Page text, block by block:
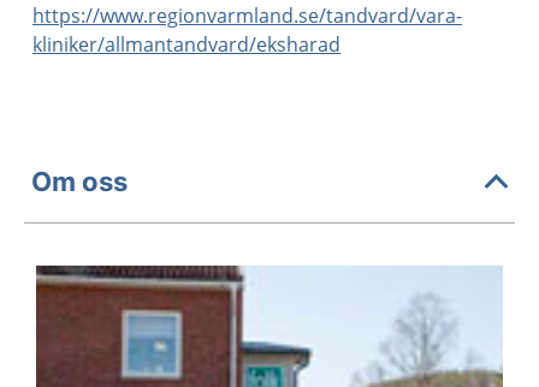
https://www.regionvarmland.se/tandvard/vara-
kliniker/allmantandvard/eksharad
Om oss